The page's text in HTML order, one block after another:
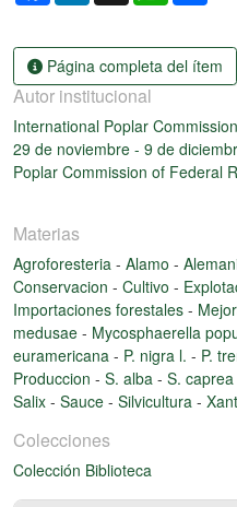
Página completa del ítem
Autor institucional
International Poplar
29 de noviembre - 9 de
Poplar Commission of Federal
Materias
Agroforesteria - Alamo -
Conservacion - Cultivo -
Importaciones forestales -
medusae - Mycosphaerella
euramericana - P. nigra l. - P.
Produccion - S. alba - S. caprea
Salix - Sauce - Silvicultura -
Colecciones
Colección Biblioteca